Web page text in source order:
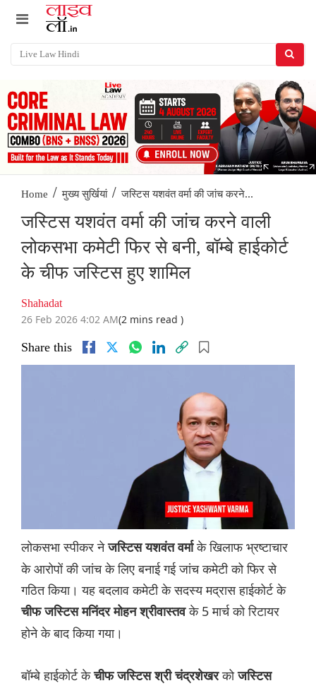
Home / मुख्य सुर्खियां / जस्टिस यशवंत वर्मा की जांच करने...
जस्टिस यशवंत वर्मा की जांच करने वाली
लोकसभा कमेटी फिर से बनी, बॉम्बे हाईकोर्ट
के चीफ जस्टिस हुए शामिल
Shahadat
26 Feb 2026 4:02 AM(2 mins read )
Share this
लोकसभा स्पीकर नेजस्टिस यशवंत वर्माके खिलाफ भ्रष्टाचार
के आरोपों की जांच के लिए बनाई गई जांच कमेटी को फिर से
गठित किया। यह बदलाव कमेटी के सदस्य मद्रास हाईकोर्ट के
चीफ जस्टिस मनिंदर मोहन श्रीवास्तवके 5 मार्च को रिटायर
होने के बाद किया गया।
बॉम्बे हाईकोर्ट केचीफ जस्टिस श्री चंद्रशेखरकोजस्टिस